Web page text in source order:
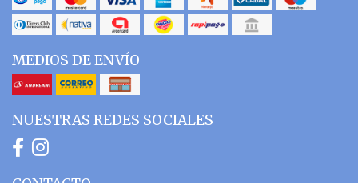
MEDIOS DE ENVÍO
NUESTRAS REDES SOCIALES